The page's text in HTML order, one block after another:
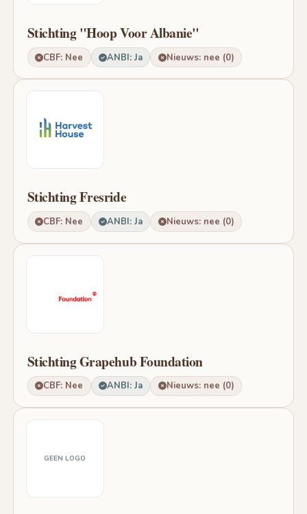
Stichting "Hoop Voor Albanie"
CBF: Nee ANBI: Ja Nieuws: nee (0)
Stichting Fresride
CBF: Nee ANBI: Ja Nieuws: nee (0)
Stichting Grapehub Foundation
CBF: Nee ANBI: Ja Nieuws: nee (0)
GEEN LOGO